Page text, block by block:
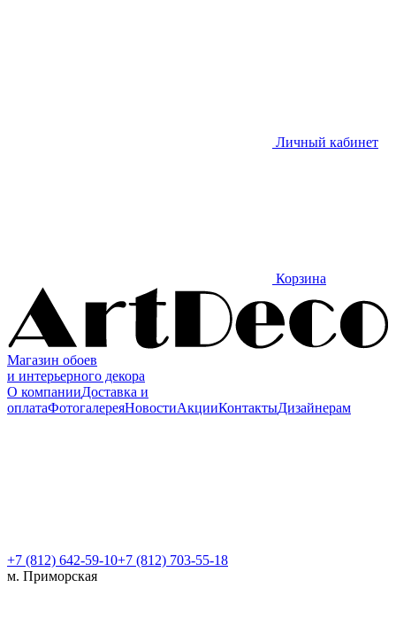
Личный кабинет
Корзина
Магазин обоев
и интерьерного декора
О компанииДоставка и
оплатаФотогалереяНовостиАкцииКонтактыДизайнерам
+7 (812) 642-59-10+7 (812) 703-55-18
м. Приморская